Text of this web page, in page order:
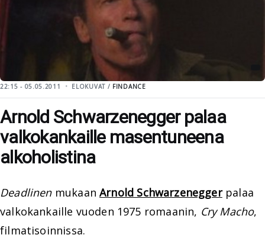
22:15 - 05.05.2011 ELOKUVAT / FINDANCE
Arnold Schwarzenegger palaa
valkokankaille masentuneena
alkoholistina
DeadlinenmukaanArnold Schwarzeneggerpalaa
valkokankaille vuoden 1975 romaanin, Cry Macho,
filmatisoinnissa.